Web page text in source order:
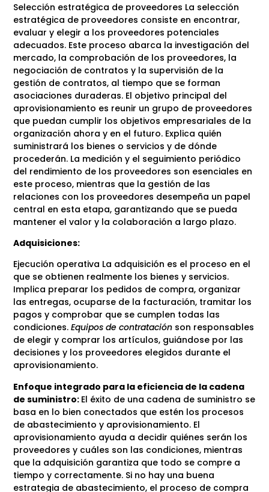
Selección estratégica de proveedores La selección
estratégica de proveedores consiste en encontrar,
evaluar y elegir a los proveedores potenciales
adecuados. Este proceso abarca la investigación del
mercado, la comprobación de los proveedores, la
negociación de contratos y la supervisión de la
gestión de contratos, al tiempo que se forman
asociaciones duraderas. El objetivo principal del
aprovisionamiento es reunir un grupo de proveedores
que puedan cumplir los objetivos empresariales de la
organización ahora y en el futuro. Explica quién
suministrará los bienes o servicios y de dónde
procederán. La medición y el seguimiento periódico
del rendimiento de los proveedores son esenciales en
este proceso, mientras que la gestión de las
relaciones con los proveedores desempeña un papel
central en esta etapa, garantizando que se pueda
mantener el valor y la colaboración a largo plazo.
Adquisiciones:
Ejecución operativa La adquisición es el proceso en el
que se obtienen realmente los bienes y servicios.
Implica preparar los pedidos de compra, organizar
las entregas, ocuparse de la facturación, tramitar los
pagos y comprobar que se cumplen todas las
condiciones.Equipos de contratación son responsables
de elegir y comprar los artículos, guiándose por las
decisiones y los proveedores elegidos durante el
aprovisionamiento.
Enfoque integrado para la eficiencia de la cadena
de suministro: El éxito de una cadena de suministro se
basa en lo bien conectados que estén los procesos
de abastecimiento y aprovisionamiento. El
aprovisionamiento ayuda a decidir quiénes serán los
proveedores y cuáles son las condiciones, mientras
que la adquisición garantiza que todo se compre a
tiempo y correctamente. Si no hay una buena
estrategia de abastecimiento, el proceso de compra